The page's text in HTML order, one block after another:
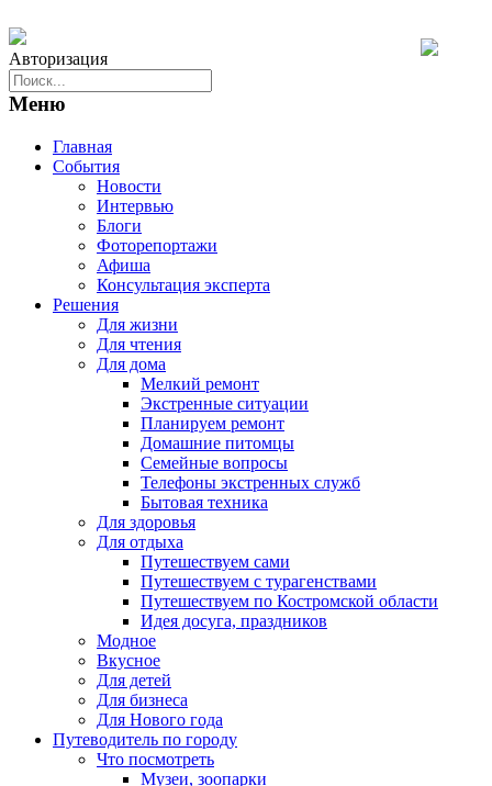
Авторизация
Меню
Главная
События
Новости
Интервью
Блоги
Фоторепортажи
Афиша
Консультация эксперта
Решения
Для жизни
Для чтения
Для дома
Мелкий ремонт
Экстренные ситуации
Планируем ремонт
Домашние питомцы
Семейные вопросы
Телефоны экстренных служб
Бытовая техника
Для здоровья
Для отдыха
Путешествуем сами
Путешествуем с турагенствами
Путешествуем по Костромской области
Идея досуга, праздников
Модное
Вкусное
Для детей
Для бизнеса
Для Нового года
Путеводитель по городу
Что посмотреть
Музеи, зоопарки